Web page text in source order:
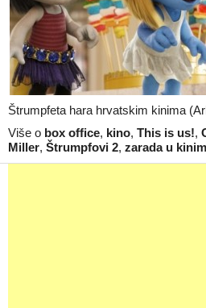
Štrumpfeta hara hrvatskim kinima
Više o box office, kino, This is us!,
Miller, Štrumpfovi 2, zarada u